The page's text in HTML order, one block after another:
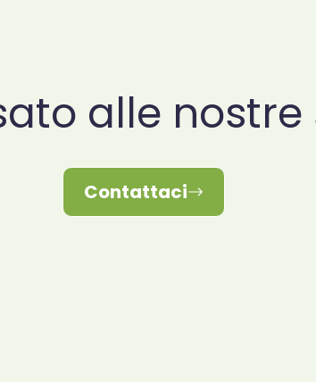
alle nostre
Contattaci